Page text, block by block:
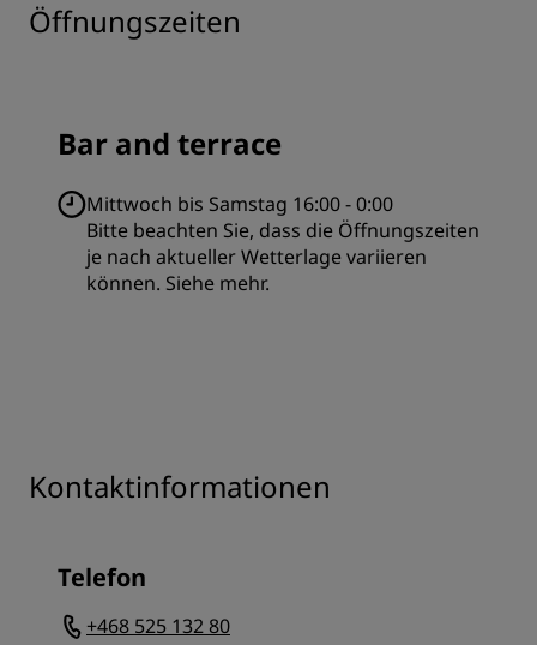
Öffnungszeiten
Bar and terrace
Mittwoch bis Samstag 16:00 - 0:00
Bitte beachten Sie, dass die Öffnungszeiten
je nach aktueller Wetterlage variieren
können. Siehe mehr.
Kontaktinformationen
Telefon
+468 525 132 80